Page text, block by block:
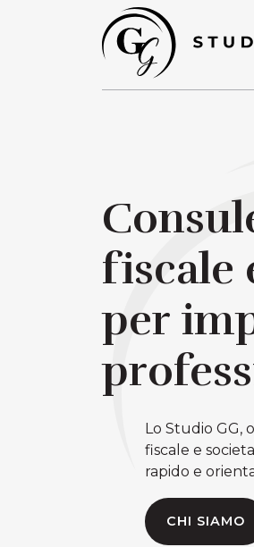
fiscale
per
Lo Studio GG,
fiscale e
rapido e
CHI SIAMO